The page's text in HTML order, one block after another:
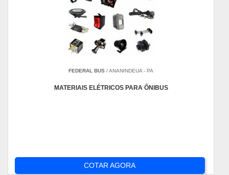
FEDERAL BUS / ANANINDEUA - PA
MATERIAIS ELÉTRICOS PARA ÔNIBUS
COTAR AGORA